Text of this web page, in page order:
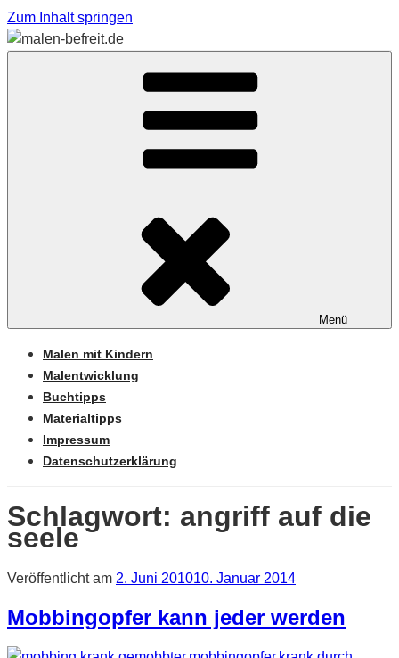
Zum Inhalt springen
MALEN-BEFREIT.DE
Sabine Feickert – Atelier für begleitetes Malen
Menü
Malen mit Kindern
Malentwicklung
Buchtipps
Materialtipps
Impressum
Datenschutzerklärung
Schlagwort: angriff auf die
seele
Veröffentlicht am 2. Juni 201010. Januar 2014
Mobbingopfer kann jeder werden